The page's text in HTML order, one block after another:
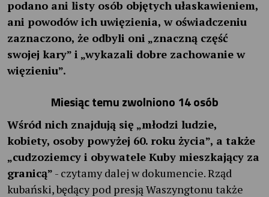
podano ani listy osób objętych ułaskawieniem,
ani powodów ich uwięzienia, w oświadczeniu
zaznaczono, że odbyli oni „znaczną część
swojej kary” i „wykazali dobre zachowanie w
więzieniu”.
Miesiąc temu zwolniono 14 osób
Wśród nich znajdują się „młodzi ludzie,
kobiety, osoby powyżej 60. roku życia”, a także
„cudzoziemcy i obywatele Kuby mieszkający za
granicą” - czytamy dalej w dokumencie. Rząd
kubański, będący pod presją Waszyngtonu także